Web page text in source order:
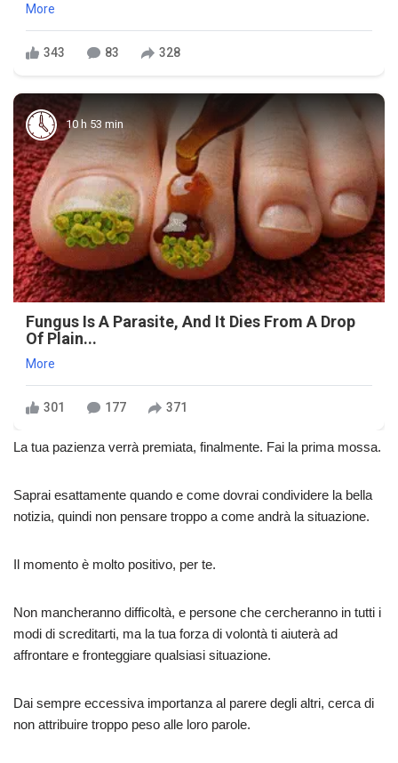
More
343 83 328
10 h 53 min
Fungus Is A Parasite, And It Dies From A Drop
Of Plain...
More
301 177 371
La tua pazienza verrà premiata, finalmente. Fai la prima mossa.
Saprai esattamente quando e come dovrai condividere la bella
notizia, quindi non pensare troppo a come andrà la situazione.
Il momento è molto positivo, per te.
Non mancheranno difficoltà, e persone che cercheranno in tutti i
modi di screditarti, ma la tua forza di volontà ti aiuterà ad
affrontare e fronteggiare qualsiasi situazione.
Dai sempre eccessiva importanza al parere degli altri, cerca di
non attribuire troppo peso alle loro parole.